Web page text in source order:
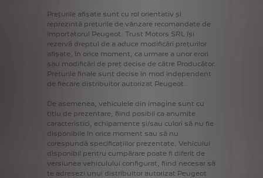
Prețurile afișate sunt cu rol orientativ și
reprezintă prețurile de vânzare recomandate de
Importatorul Peugeot. Trust Motors SRL îşi
rezervă dreptul de a aduce modificări prețurilor
afișate, în orice moment, ca urmare a unor erori
sau modificări de preț decise de către Producător.
Prețurile finale sunt decise în mod independent
de fiecare distribuitor autorizat Peugeot.
De asemenea, vehiculele din imagine sunt cu
titlu de prezentare, fiind posibil ca anumite
caracteristici,
echipamente și/sau culori să nu fie
disponibile în orice moment sau să nu
corespundă specificațiilor prezentate. Vehiculul
disponibil pentru cumpărare poate fi diferit de
versiunea vehiculului configurat, fiind necesar să
te adresezi unui distribuitor autorizat Peugeot